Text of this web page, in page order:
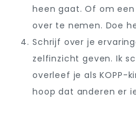
heen gaat. Of om
over te nemen. Doe
Schrijf over je
zelfinzicht geven. Ik
overleef je als KOPP-
hoop dat anderen er